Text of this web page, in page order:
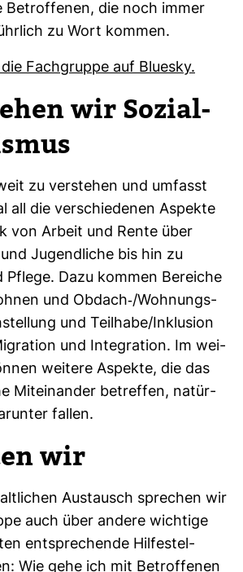
Betrof­fenen, die noch immer
zu Wort kommen.
Fach­gruppe auf Bluesky.
wir Sozi­al­
zu ver­stehen und umfasst
all die ver­schie­denen Aspekte
von Arbeit und Rente über
Jugend­liche bis hin zu
Pflege. Dazu kommen Bereiche
und Obdach-​/Woh­nungs­
und Teil­habe/Inklu­sion
und Inte­gra­tion. Im wei­
wei­tere Aspekte, die das
Mit­ein­ander betreffen, natür­
fallen.
wir
Aus­tausch spre­chen wir
auch über andere wich­tige
ent­spre­chende Hil­fe­stel­
Wie gehe ich mit Betrof­fenen